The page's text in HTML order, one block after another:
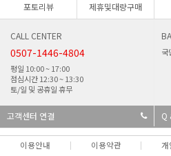
포토리뷰 제휴및대량구매
CALL CENTER
0507-1446-4804
평일 10:00 ~ 17:00
점심시간 12:30 ~ 13:30
토/일 및 공휴일 휴무
국
고객센터 연결 Q
이용안내 이용약관 개